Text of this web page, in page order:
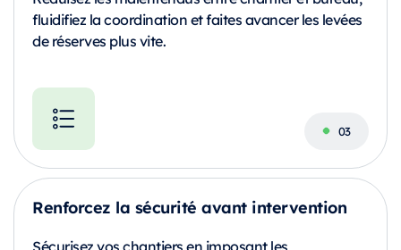
fluidifiez la coordination et faites avancer les levées
de réserves plus vite.
Renforcez la sécurité avant intervention
Sécurisez vos chantiers en imposant les